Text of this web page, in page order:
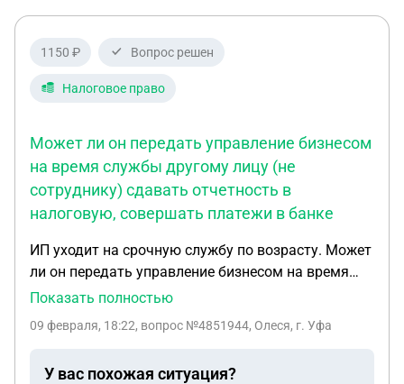
1150 ₽ Вопрос решен
Налоговое право
Может ли он передать управление бизнесом
на время службы другому лицу (не
сотруднику) сдавать отчетность в
налоговую, совершать платежи в банке
ИП уходит на срочную службу по возрасту. Может
ли он передать управление бизнесом на время
службы другому лицу (не сотруднику) сдавать
банке. Бизнес в сфере проката спортивного
Показать полностью
09 февраля, 18:22, вопрос №4851944, Олеся, г. Уфа
У вас похожая ситуация?